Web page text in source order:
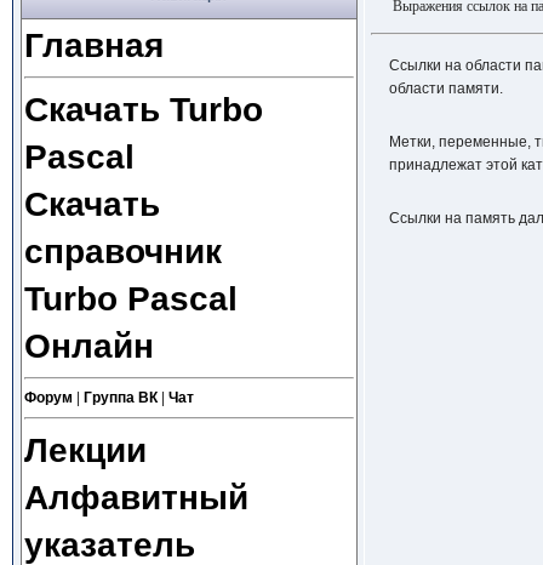
Главная
Скачать Turbo
Pascal
Скачать
справочник
Turbo Pascal
Онлайн
Форум Группа ВК| Чат
Лекции
Алфавитный
указатель
Выражения ссылок на
Ссылки на области
области памяти.
Метки, переменные,
принадлежат этой
Ссылки на память